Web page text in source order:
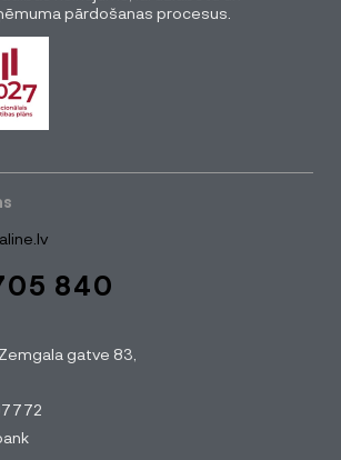
pārdošanas procesus.
840
gatve 83,